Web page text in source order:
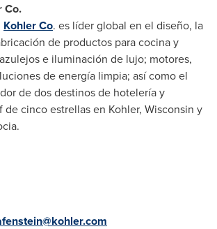
Co.
Kohler Co. es líder global en el diseño, la
de productos para cocina y
e iluminación de lujo; motores,
de energía limpia; así como el
de dos destinos de hotelería y
cinco estrellas en Kohler, Wisconsin y